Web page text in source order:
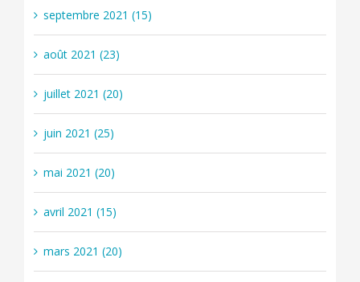
septembre 2021 (15)
août 2021 (23)
juillet 2021 (20)
juin 2021 (25)
mai 2021 (20)
avril 2021 (15)
mars 2021 (20)